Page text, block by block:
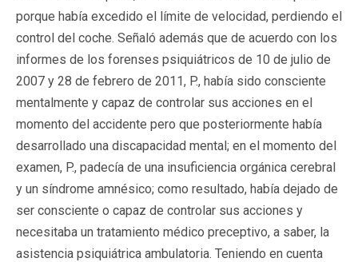
porque había excedido el límite de velocidad, perdiendo el
control del coche. Señaló además que de acuerdo con los
informes de los forenses psiquiátricos de 10 de julio de
2007 y 28 de febrero de 2011, P., había sido consciente
mentalmente y capaz de controlar sus acciones en el
momento del accidente pero que posteriormente había
desarrollado una discapacidad mental; en el momento del
examen, P., padecía de una insuficiencia orgánica cerebral
y un síndrome amnésico; como resultado, había dejado de
ser consciente o capaz de controlar sus acciones y
necesitaba un tratamiento médico preceptivo, a saber, la
asistencia psiquiátrica ambulatoria. Teniendo en cuenta